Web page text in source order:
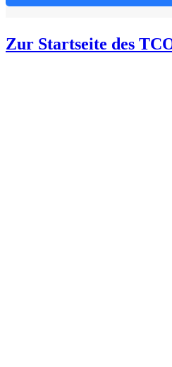
Zur Startseite des